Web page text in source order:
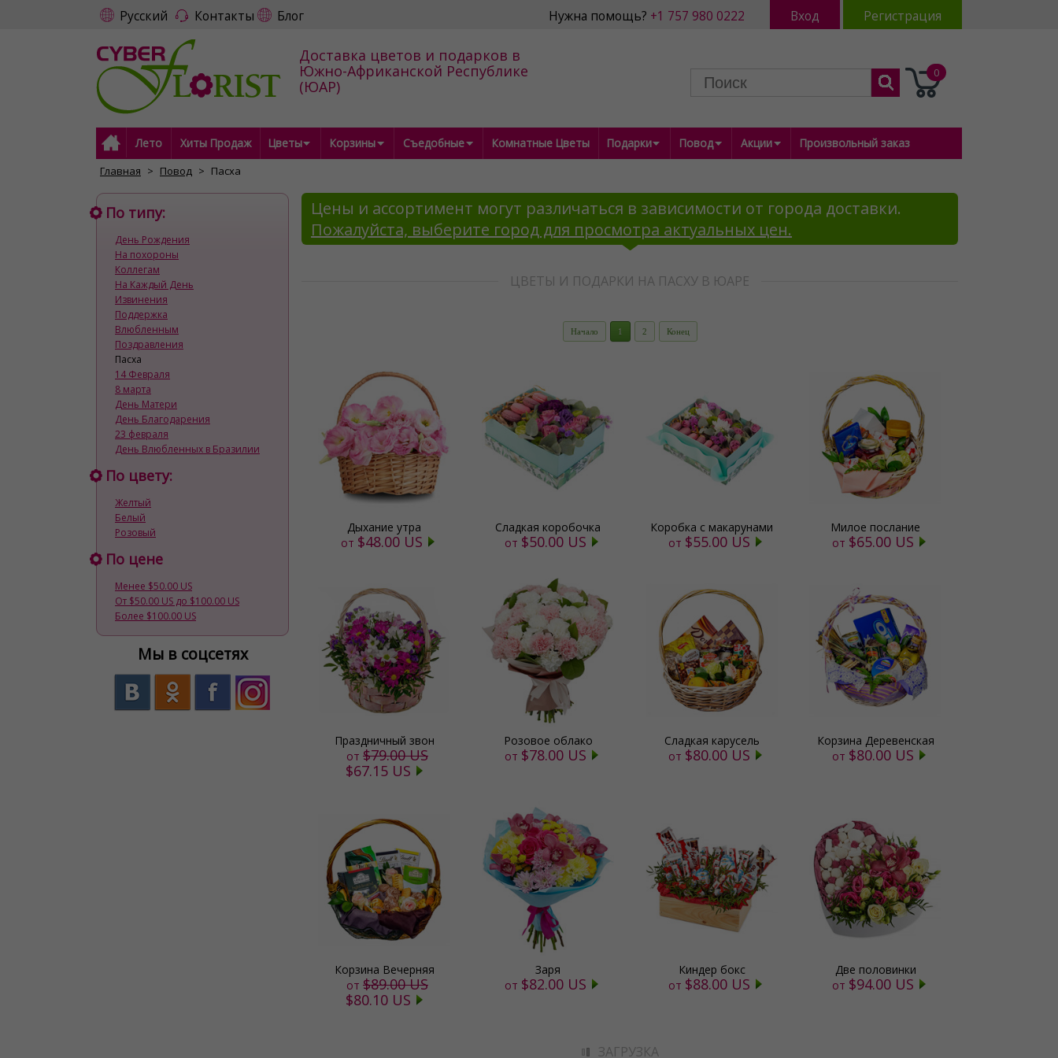
Русский Контакты Блог Нужна помощь? +1 757 980 0222 Вход Регистрация
Доставка цветов и подарков в
Южно-Африканской Республике
(ЮАР)
0
Лето Хиты Продаж Цветы Корзины Съедобные Комнатные Цветы Подарки Повод Акции Произвольный заказ
Главная Повод Пасха
По типу:
День Рождения
На похороны
Коллегам
На Каждый День
Извинения
Поддержка
Влюбленным
Поздравления
Пасха
14 Февраля
8 марта
День Матери
День Благодарения
23 февраля
День Влюбленных в Бразилии
По цвету:
Желтый
Белый
Розовый
По цене
Менее $50.00 US
От $50.00 US до $100.00 US
Более $100.00 US
Мы в соцсетях
Цены и ассортимент могут различаться в зависимости от города доставки.
Пожалуйста, выберите город для просмотра актуальных цен.
ЦВЕТЫ И ПОДАРКИ НА ПАСХУ В ЮАРЕ
Начало 1 2 Конец
Дыхание утра
от $48.00 US
Сладкая коробочка
от $50.00 US
Коробка с макарунами
от $55.00 US
Милое послание
от $65.00 US
Праздничный звон
от $79.00 US
$67.15 US
Розовое облако
от $78.00 US
Сладкая карусель
от $80.00 US
Корзина Деревенская
от $80.00 US
Корзина Вечерняя
от $89.00 US
$80.10 US
Заря
от $82.00 US
Киндер бокс
от $88.00 US
Две половинки
от $94.00 US
ЗАГРУЗКА